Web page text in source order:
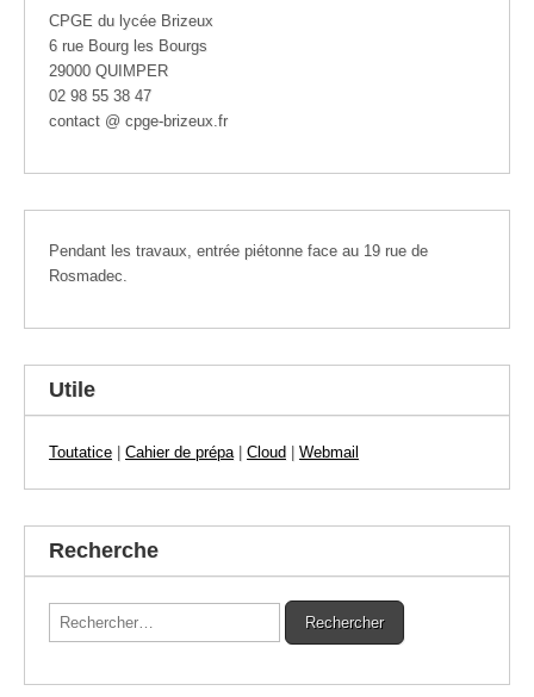
CPGE du lycée Brizeux
6 rue Bourg les Bourgs
29000 QUIMPER
02 98 55 38 47
contact @ cpge-brizeux.fr
Pendant les travaux, entrée piétonne face au 19 rue de
Rosmadec.
Utile
Toutatice Cahier de prépa Cloud Webmail
Recherche